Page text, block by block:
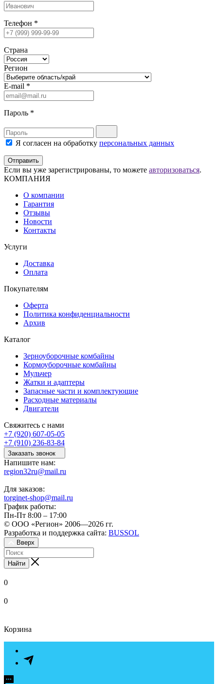
Телефон *
Страна
Регион
E-mail *
Пароль *
Я согласен на обработку персональных данных
Отправить
Если вы уже зарегистрированы, то можете авторизоваться.
КОМПАНИЯ
О компании
Гарантия
Отзывы
Новости
Контакты
Услуги
Доставка
Оплата
Покупателям
Оферта
Политика конфиденциальности
Архив
Каталог
Зерноуборочные комбайны
Кормоуборочные комбайны
Мульчер
Жатки и адаптеры
Запасные части и комплектующие
Расходные материалы
Двигатели
Свяжитесь с нами
+7 (920) 607-05-05
+7 (910) 236-83-84
Заказать звонок
Напишите нам:
region32ru@mail.ru
Для заказов:
torginet-shop@mail.ru
График работы:
Пн-Пт 8:00 – 17:00
© ООО «Регион» 2006—2026 гг.
Разработка и поддержка сайта: BUSSOL
Вверх
Найти
0
0
Корзина